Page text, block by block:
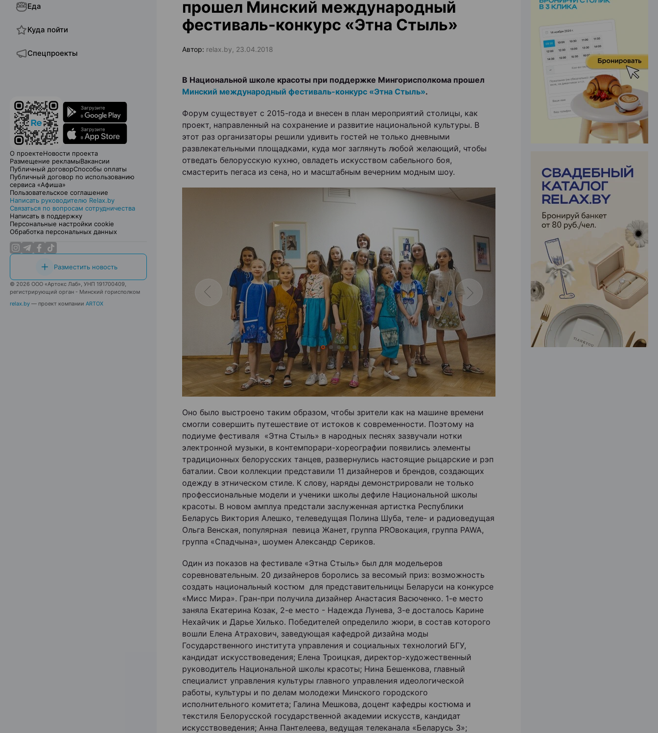
Еда
Куда пойти
Спецпроекты
О проектеНовости проекта
Размещение рекламыВакансии
Публичный договорСпособы оплаты
Публичный договор по использованию
сервиса «Афиша»
Пользовательское соглашение
Написать руководителю Relax.by
Связаться по вопросам сотрудничества
Написать в поддержку
Персональные настройки cookie
Обработка персональных данных
Разместить новость
© 2026 ООО «Артокс Лаб», УНП 191700409,
регистрирующий орган - Минский горисполком
relax.by — проект компании ARTOX
прошел Минский международный
фестиваль-конкурс «Этна Стыль»
Автор: relax.by, 23.04.2018
В Национальной школе красоты при поддержке Мингорисполкома прошел
Минский международный фестиваль-конкурс «Этна Стыль».
Форум существует с 2015-года и внесен в план мероприятий столицы, как
проект, направленный на сохранение и развитие национальной культуры. В
этот раз организаторы решили удивить гостей не только дневными
развлекательными площадками, куда мог заглянуть любой желающий, чтобы
отведать белорусскую кухню, овладеть искусством сабельного боя,
смастерить пегаса из сена, но и масштабным вечерним модным шоу.
Оно было выстроено таким образом, чтобы зрители как на машине времени
смогли совершить путешествие от истоков к современности. Поэтому на
подиуме фестиваля «Этна Стыль» в народных песнях зазвучали нотки
электронной музыки, в контемпорари-хореографии появились элементы
традиционных белорусских танцев, развернулись настоящие рыцарские и рэп
баталии. Свои коллекции представили 11 дизайнеров и брендов, создающих
одежду в этническом стиле. К слову, наряды демонстрировали не только
профессиональные модели и ученики школы дефиле Национальной школы
красоты. В новом амплуа предстали заслуженная артистка Республики
Беларусь Виктория Алешко, телеведущая Полина Шуба, теле- и радиоведущая
Ольга Венская, популярная певица Жанет, группа PROвокация, группа PAWA,
группа «Спадчына», шоумен Александр Сериков.
Один из показов на фестивале «Этна Стыль» был для модельеров
соревновательным. 20 дизайнеров боролись за весомый приз: возможность
создать национальный костюм для представительницы Беларуси на конкурсе
«Мисс Мира». Гран-при получила дизайнер Анастасия Васюченко. 1-е место
заняла Екатерина Козак, 2-е место - Надежда Лунева, 3-е досталось Карине
Нехайчик и Дарье Хилько. Победителей определило жюри, в состав которого
вошли Елена Атрахович, заведующая кафедрой дизайна моды
Государственного института управления и социальных технологий БГУ,
кандидат искусствоведения; Елена Троицкая, директор-художественный
руководитель Национальной школы красоты; Нина Бешенкова, главный
специалист управления культуры главного управления идеологической
работы, культуры и по делам молодежи Минского городского
исполнительного комитета; Галина Мешкова, доцент кафедры костюма и
текстиля Белорусской государственной академии искусств, кандидат
искусствоведения; Анна Пантелеева, ведущая телеканала «Беларусь 3»;
ЭФФЕКТИВНАЯ РЕКЛАМА НА САЙТЕ
ЭФФЕКТИВНАЯ РЕКЛАМА НА САЙТЕ